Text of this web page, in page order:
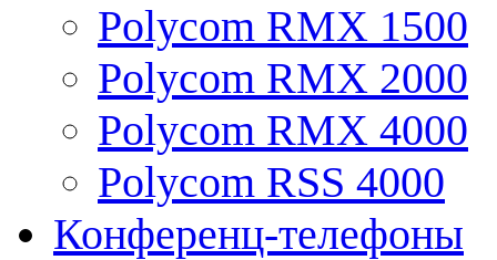
Polycom RMX 1500
Polycom RMX 2000
Polycom RMX 4000
Polycom RSS 4000
Конференц-телефоны